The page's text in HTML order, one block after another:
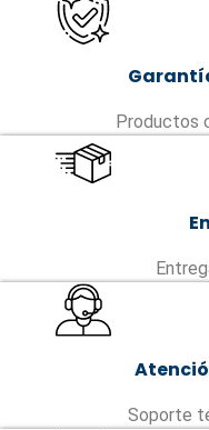
Productos
Soporte